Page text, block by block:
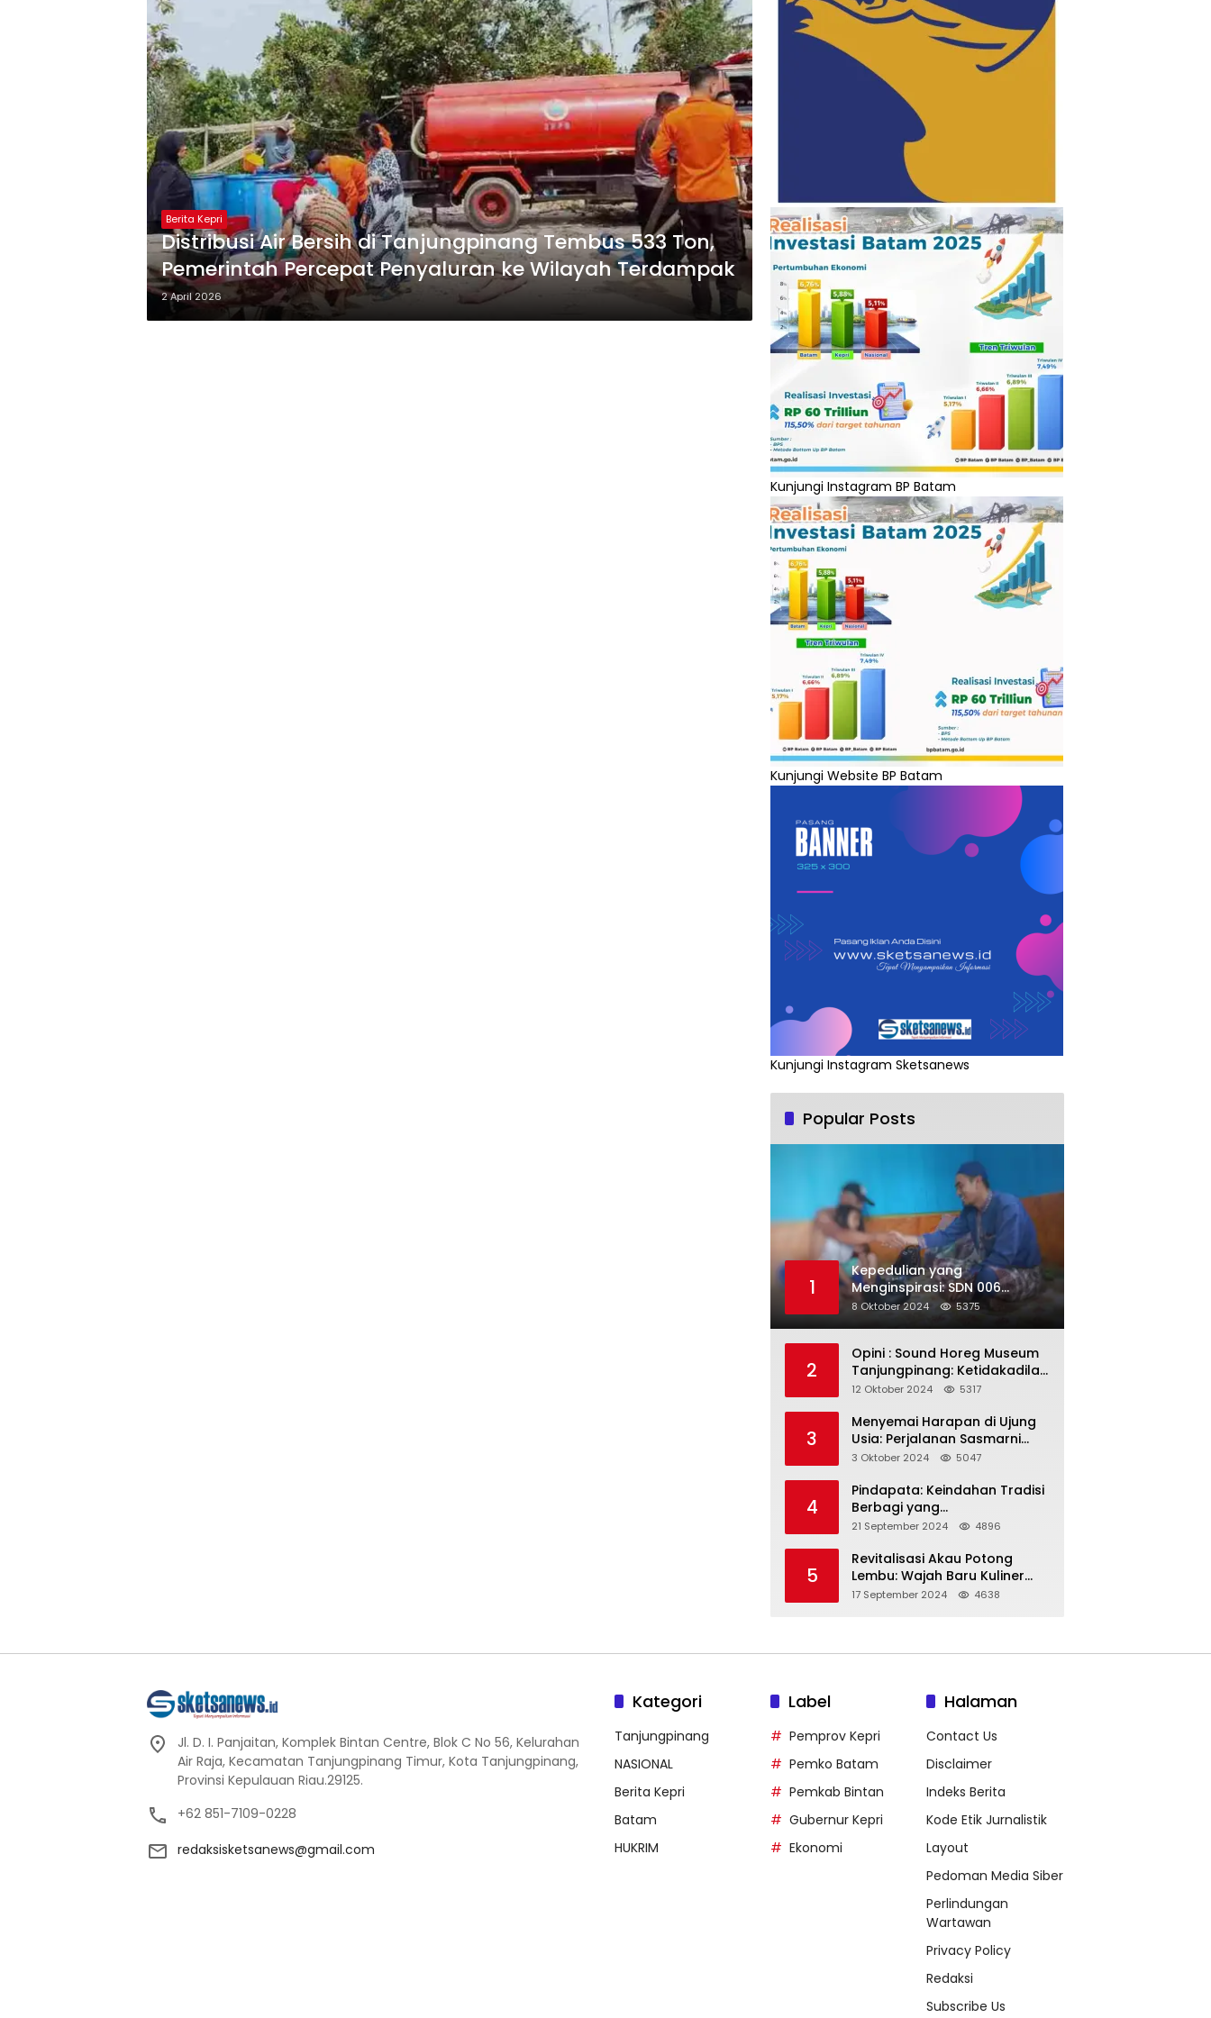
Berita Kepri
Distribusi Air Bersih di Tanjungpinang Tembus 533 Ton,
Pemerintah Percepat Penyaluran ke Wilayah Terdampak
2 April 2026
Kunjungi Instagram BP Batam
Kunjungi Website BP Batam
Kunjungi Instagram Sketsanews
Popular Posts
1
Kepedulian yang
Menginspirasi: SDN 006
Merawang Gelar Program
“Berbagi Segenggam Beras”
8 Oktober 2024 5375
2
Opini : Sound Horeg Museum
Tanjungpinang: Ketidakadilan
dalam Representasi
12 Oktober 2024 5317
3
Menyemai Harapan di Ujung
Usia: Perjalanan Sasmarni
dalam Menyentuh Hati dan
3 Oktober 2024 5047
4
Pindapata: Keindahan Tradisi
Berbagi yang
Menghubungkan Umat dalam
Kebersamaan dalam Agama
Buddha
21 September 2024 4896
5
Revitalisasi Akau Potong
Lembu: Wajah Baru Kuliner
Legendaris Tanjungpinang
17 September 2024 4638
Jl. D. I. Panjaitan, Komplek Bintan Centre, Blok C No 56, Kelurahan
Air Raja, Kecamatan Tanjungpinang Timur, Kota Tanjungpinang,
Provinsi Kepulauan Riau.29125.
+62 851-7109-0228
redaksisketsanews@gmail.com
Kategori
Tanjungpinang
NASIONAL
Berita Kepri
Batam
HUKRIM
Label
Pemprov Kepri
Pemko Batam
Pemkab Bintan
Gubernur Kepri
Ekonomi
Halaman
Contact Us
Disclaimer
Indeks Berita
Kode Etik Jurnalistik
Layout
Pedoman Media Siber
Perlindungan
Wartawan
Privacy Policy
Redaksi
Subscribe Us